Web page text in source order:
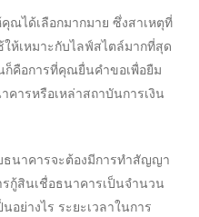
ได้เลือกมากมาย ซึ่งสาเหตุที่
ห้เหมาะกับไลฟ์สไตล์มากที่สุด
ก็คือการที่คุณยื่นคำขอเพื่อยืม
คารหรือเหล่าสถาบันการเงิน
ธนาคารจะต้องมีการทำสัญญา
กู้สินเชื่อธนาคารเป็นจำนวน
อย่างไร ระยะเวลาในการ